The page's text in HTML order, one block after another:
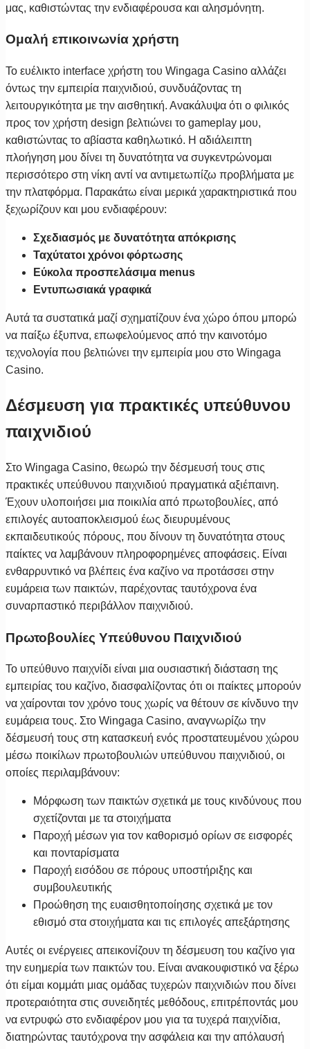
μας, καθιστώντας την ενδιαφέρουσα και αλησμόνητη.
Ομαλή επικοινωνία χρήστη
Το ευέλικτο interface χρήστη του Wingaga Casino αλλάζει
όντως την εμπειρία παιχνιδιού, συνδυάζοντας τη
λειτουργικότητα με την αισθητική. Ανακάλυψα ότι ο φιλικός
προς τον χρήστη design βελτιώνει το gameplay μου,
καθιστώντας το αβίαστα καθηλωτικό. Η αδιάλειπτη
πλοήγηση μου δίνει τη δυνατότητα να συγκεντρώνομαι
περισσότερο στη νίκη αντί να αντιμετωπίζω προβλήματα με
την πλατφόρμα. Παρακάτω είναι μερικά χαρακτηριστικά που
ξεχωρίζουν και μου ενδιαφέρουν:
Σχεδιασμός με δυνατότητα απόκρισης
Ταχύτατοι χρόνοι φόρτωσης
Εύκολα προσπελάσιμα menus
Εντυπωσιακά γραφικά
Αυτά τα συστατικά μαζί σχηματίζουν ένα χώρο όπου μπορώ
να παίξω έξυπνα, επωφελούμενος από την καινοτόμο
τεχνολογία που βελτιώνει την εμπειρία μου στο Wingaga
Casino.
Δέσμευση για πρακτικές υπεύθυνου
παιχνιδιού
Στο Wingaga Casino, θεωρώ την δέσμευσή τους στις
πρακτικές υπεύθυνου παιχνιδιού πραγματικά αξιέπαινη.
Έχουν υλοποιήσει μια ποικιλία από πρωτοβουλίες, από
επιλογές αυτοαποκλεισμού έως διευρυμένους
εκπαιδευτικούς πόρους, που δίνουν τη δυνατότητα στους
παίκτες να λαμβάνουν πληροφορημένες αποφάσεις. Είναι
ενθαρρυντικό να βλέπεις ένα καζίνο να προτάσσει στην
ευμάρεια των παικτών, παρέχοντας ταυτόχρονα ένα
συναρπαστικό περιβάλλον παιχνιδιού.
Πρωτοβουλίες Υπεύθυνου Παιχνιδιού
Το υπεύθυνο παιχνίδι είναι μια ουσιαστική διάσταση της
εμπειρίας του καζίνο, διασφαλίζοντας ότι οι παίκτες μπορούν
να χαίρονται τον χρόνο τους χωρίς να θέτουν σε κίνδυνο την
ευμάρεια τους. Στο Wingaga Casino, αναγνωρίζω την
δέσμευσή τους στη κατασκευή ενός προστατευμένου χώρου
μέσω ποικίλων πρωτοβουλιών υπεύθυνου παιχνιδιού, οι
οποίες περιλαμβάνουν:
Μόρφωση των παικτών σχετικά με τους κινδύνους που
σχετίζονται με τα στοιχήματα
Παροχή μέσων για τον καθορισμό ορίων σε εισφορές
και πονταρίσματα
Παροχή εισόδου σε πόρους υποστήριξης και
συμβουλευτικής
Προώθηση της ευαισθητοποίησης σχετικά με τον
εθισμό στα στοιχήματα και τις επιλογές απεξάρτησης
Αυτές οι ενέργειες απεικονίζουν τη δέσμευση του καζίνο για
την ευημερία των παικτών του. Είναι ανακουφιστικό να ξέρω
ότι είμαι κομμάτι μιας ομάδας τυχερών παιχνιδιών που δίνει
προτεραιότητα στις συνειδητές μεθόδους, επιτρέποντάς μου
να εντρυφώ στο ενδιαφέρον μου για τα τυχερά παιχνίδια,
διατηρώντας ταυτόχρονα την ασφάλεια και την απόλαυσή